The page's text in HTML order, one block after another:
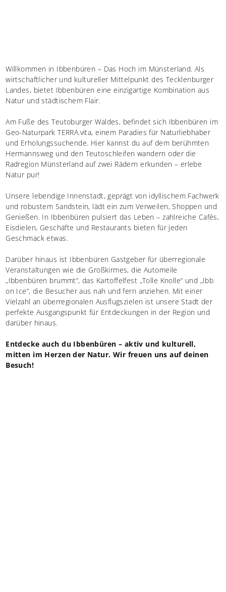
Willkommen in Ibbenbüren – Das Hoch im Münsterland. Als
wirtschaftlicher und kultureller Mittelpunkt des Tecklenburger
Landes, bietet Ibbenbüren eine einzigartige Kombination aus
Natur und städtischem Flair.
Am Fuße des Teutoburger Waldes, befindet sich Ibbenbüren im
Geo-Naturpark TERRA.vita, einem Paradies für Naturliebhaber
und Erholungssuchende. Hier kannst du auf dem berühmten
Hermannsweg und den Teutoschleifen wandern oder die
Radregion Münsterland auf zwei Rädern erkunden – erlebe
Natur pur!
Unsere lebendige Innenstadt, geprägt von idyllischem Fachwerk
und robustem Sandstein, lädt ein zum Verweilen, Shoppen und
Genießen. In Ibbenbüren pulsiert das Leben – zahlreiche Cafés,
Eisdielen, Geschäfte und Restaurants bieten für jeden
Geschmack etwas.
Darüber hinaus ist Ibbenbüren Gastgeber für überregionale
Veranstaltungen wie die Großkirmes, die Automeile
„Ibbenbüren brummt“, das Kartoffelfest „Tolle Knolle“ und „Ibb
on Ice“, die Besucher aus nah und fern anziehen. Mit einer
Vielzahl an überregionalen Ausflugszielen ist unsere Stadt der
perfekte Ausgangspunkt für Entdeckungen in der Region und
darüber hinaus.
Entdecke auch du Ibbenbüren – aktiv und kulturell,
mitten im Herzen der Natur. Wir freuen uns auf deinen
Besuch!